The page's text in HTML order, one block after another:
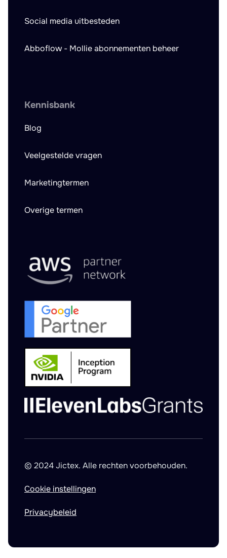
Social media uitbesteden
Abboflow - Mollie abonnementen beheer
Kennisbank
Blog
Veelgestelde vragen
Marketingtermen
Overige termen
© 2024 Jictex. Alle rechten voorbehouden.
Cookie instellingen
Privacybeleid